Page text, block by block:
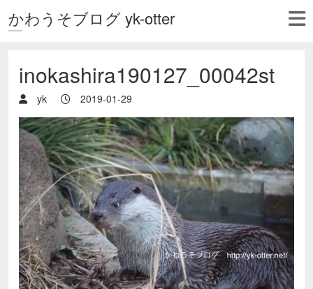
かわうそブログ yk-otter
inokashira190127_00042st
yk 2019-01-29